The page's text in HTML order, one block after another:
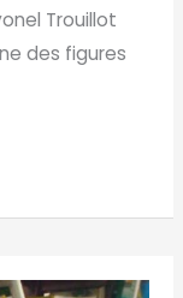
Trouillot
des figures